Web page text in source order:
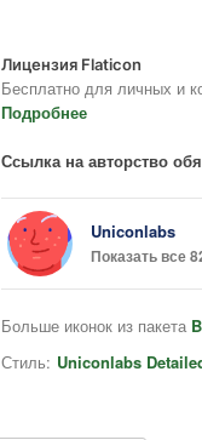
Лицензия Flaticon
Бесплатно для личных и
Подробнее
Ссылка на авторство
Uniconlabs
Показать все
Больше иконок из пакета
Стиль: Uniconlabs